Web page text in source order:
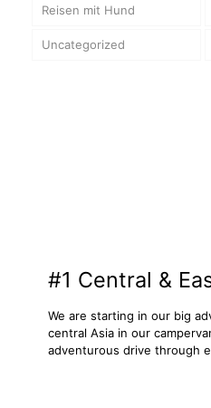
Reisen mit Hund
Uncategorized
#1 Central &
We are starting in our big
central Asia in our
adventurous drive through